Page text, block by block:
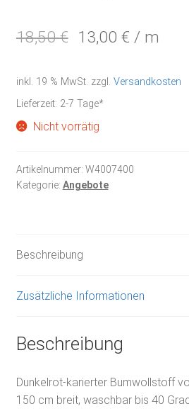
war:
18,50€ 13,00€ / m
inkl. 19 % MwSt. zzgl. Versandkosten
Lieferzeit: 2-7 Tage*
Nicht vorrätig
Artikelnummer: W4007400
Kategorie: Angebote
Beschreibung
Zusätzliche Informationen
Beschreibung
Dunkelrot-karierter Bumwollstoff
150 cm breit, waschbar bis 40